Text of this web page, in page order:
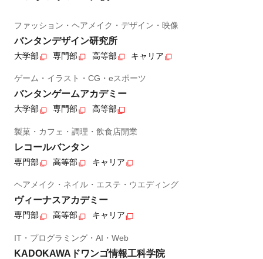
ファッション・ヘアメイク・デザイン・映像
バンタンデザイン研究所
大学部 専門部 高等部 キャリア
ゲーム・イラスト・CG・eスポーツ
バンタンゲームアカデミー
大学部 専門部 高等部
製菓・カフェ・調理・飲食店開業
レコールバンタン
専門部 高等部 キャリア
ヘアメイク・ネイル・エステ・ウエディング
ヴィーナスアカデミー
専門部 高等部 キャリア
IT・プログラミング・AI・Web
KADOKAWAドワンゴ情報工科学院